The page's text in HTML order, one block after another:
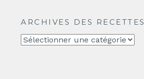
ARCHIVES DES RECETTES
Archives